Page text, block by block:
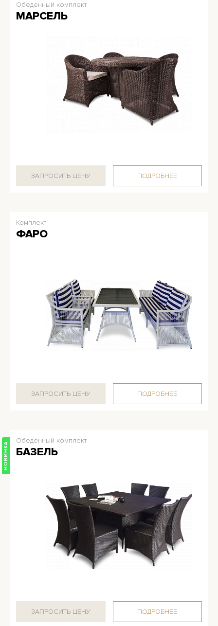
ЗАПРОСИТЬ ЦЕНУ ПОДРОБНЕЕ
Обеденный комплект
МАРСЕЛЬ
ЗАПРОСИТЬ ЦЕНУ ПОДРОБНЕЕ
Комплект
ФАРО
НОВИНКА
ЗАПРОСИТЬ ЦЕНУ ПОДРОБНЕЕ
Обеденный комплект
БАЗЕЛЬ